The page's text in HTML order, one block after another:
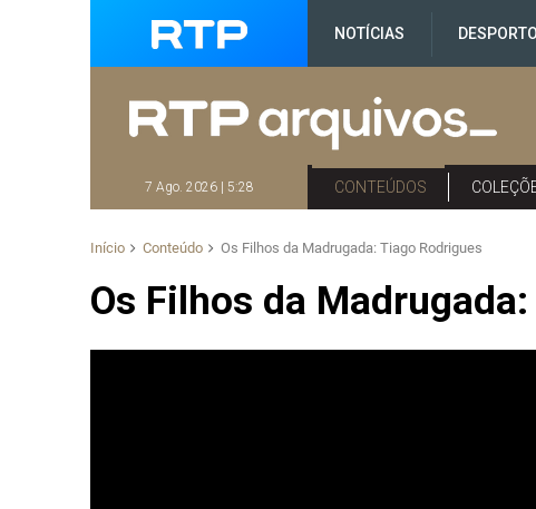
NOTÍCIAS DESPORTO
7 Ago. 2026 | 5:28 CONTEÚDOS
Início Conteúdo Os Filhos da Madrugada: Tiago Rodrigues
Os Filhos da